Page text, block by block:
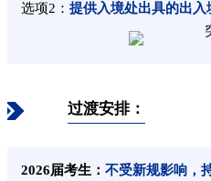
选项2： 提供入境处出具的出入
过渡安排：
2026届考生： 不受新规影响，